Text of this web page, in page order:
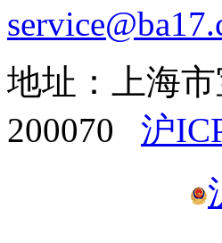
地址：上海
200070 沪